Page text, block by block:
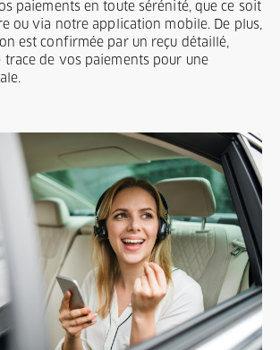
paiements en toute sérénité, que ce soit
ou via notre application mobile. De plus,
est confirmée par un reçu détaillé,
de vos paiements pour une